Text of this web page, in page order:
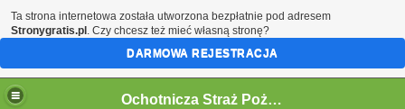
Ochotnicza Straż Pożarna w Kórnicy
Ta strona internetowa została utworzona bezpłatnie pod adresem
Stronygratis.pl . Czy chcesz też mieć własną stronę?
DARMOWA REJESTRACJA